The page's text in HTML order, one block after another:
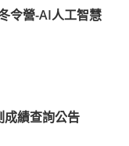
令營-AI人工智慧
績查詢公告